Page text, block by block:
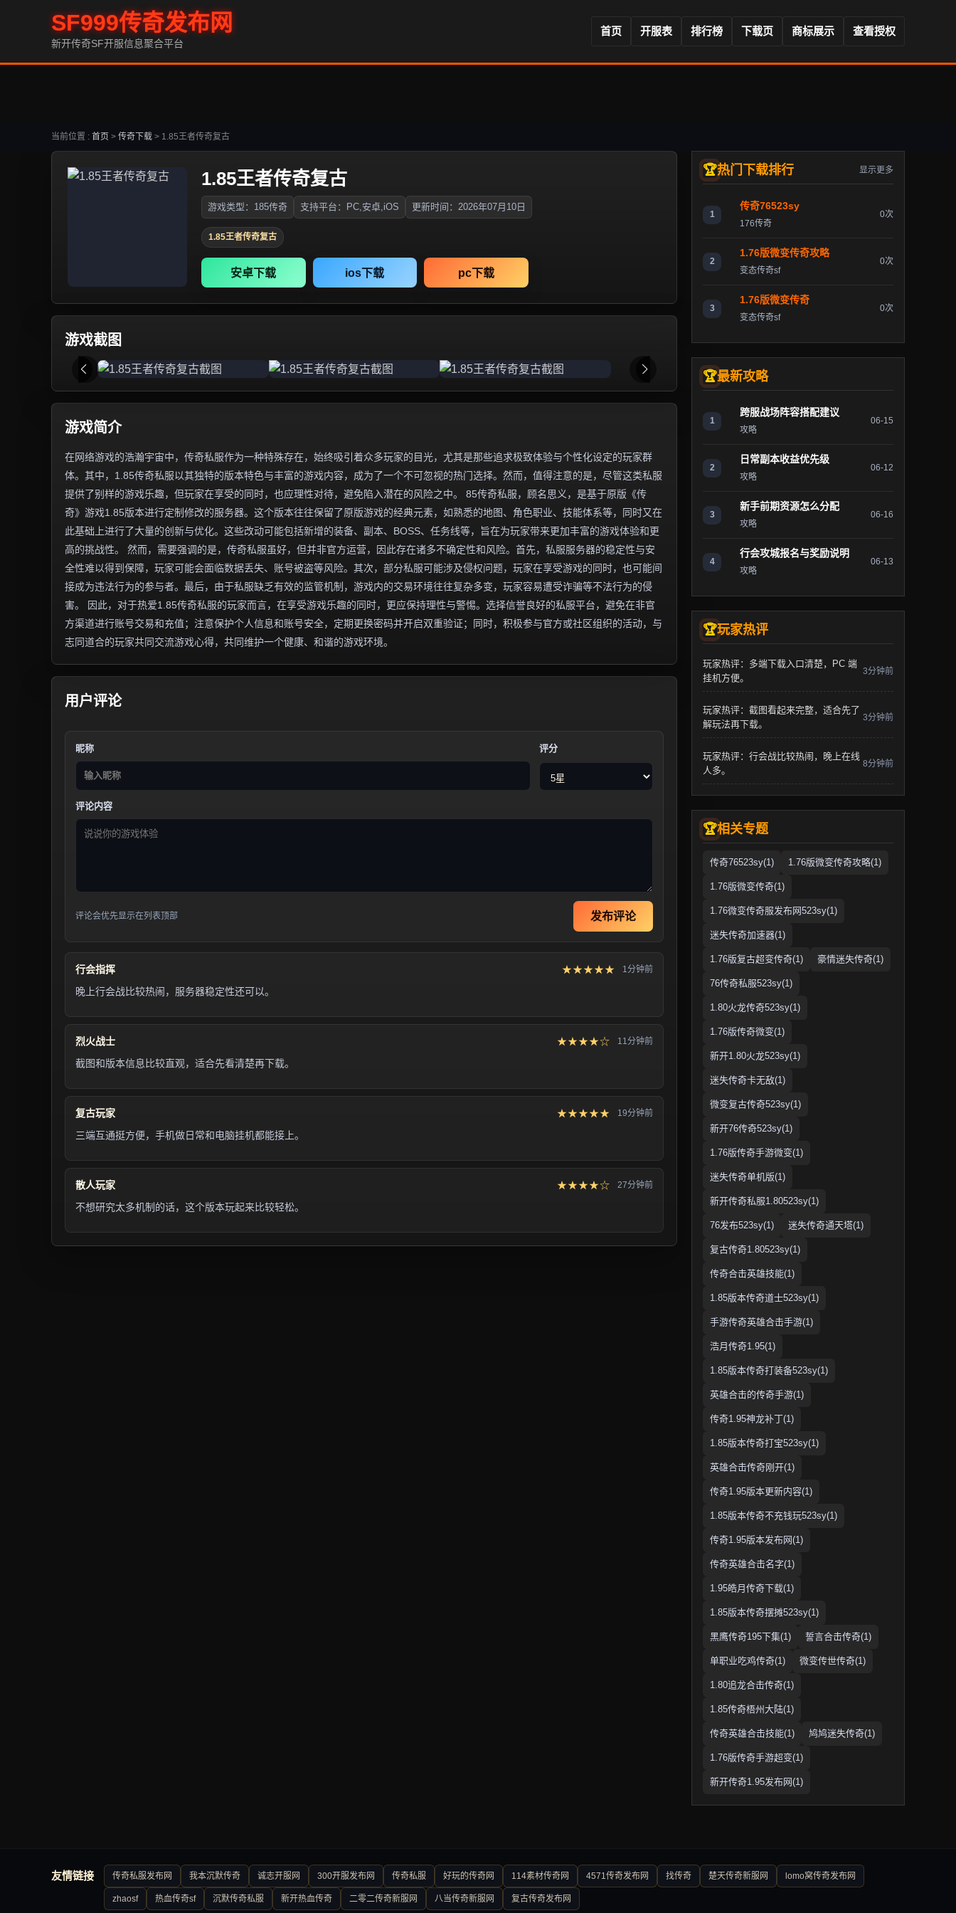
SF999传奇发布网
新开传奇SF开服信息聚合平台
首页 开服表 排行榜 下载页 商标展示 查看授权
当前位置 : 首页 > 传奇下载 > 1.85王者传奇复古
1.85王者传奇复古
游戏类型：185传奇 支持平台：PC,安卓,iOS 更新时间：2026年07月10日
1.85王者传奇复古
安卓下载 ios下载 pc下载
游戏截图
游戏简介
在网络游戏的浩瀚宇宙中，传奇私服作为一种特殊存在，始终吸引着众多玩家的目光，尤其是那些追求极致体验与个性化设定的玩家群
体。其中，1.85传奇私服以其独特的版本特色与丰富的游戏内容，成为了一个不可忽视的热门选择。然而，值得注意的是，尽管这类私服
提供了别样的游戏乐趣，但玩家在享受的同时，也应理性对待，避免陷入潜在的风险之中。 85传奇私服，顾名思义，是基于原版《传
奇》游戏1.85版本进行定制修改的服务器。这个版本往往保留了原版游戏的经典元素，如熟悉的地图、角色职业、技能体系等，同时又在
此基础上进行了大量的创新与优化。这些改动可能包括新增的装备、副本、BOSS、任务线等，旨在为玩家带来更加丰富的游戏体验和更
高的挑战性。 然而，需要强调的是，传奇私服虽好，但并非官方运营，因此存在诸多不确定性和风险。首先，私服服务器的稳定性与安
全性难以得到保障，玩家可能会面临数据丢失、账号被盗等风险。其次，部分私服可能涉及侵权问题，玩家在享受游戏的同时，也可能间
接成为违法行为的参与者。最后，由于私服缺乏有效的监管机制，游戏内的交易环境往往复杂多变，玩家容易遭受诈骗等不法行为的侵
害。 因此，对于热爱1.85传奇私服的玩家而言，在享受游戏乐趣的同时，更应保持理性与警惕。选择信誉良好的私服平台，避免在非官
方渠道进行账号交易和充值；注意保护个人信息和账号安全，定期更换密码并开启双重验证；同时，积极参与官方或社区组织的活动，与
志同道合的玩家共同交流游戏心得，共同维护一个健康、和谐的游戏环境。
用户评论
昵称 评分
评论内容
评论会优先显示在列表顶部 发布评论
行会指挥 ★★★★★ 1分钟前
晚上行会战比较热闹，服务器稳定性还可以。
烈火战士 ★★★★☆ 11分钟前
截图和版本信息比较直观，适合先看清楚再下载。
复古玩家 ★★★★★ 19分钟前
三端互通挺方便，手机做日常和电脑挂机都能接上。
散人玩家 ★★★★☆ 27分钟前
不想研究太多机制的话，这个版本玩起来比较轻松。
热门下载排行 显示更多
1
传奇76523sy
176传奇
0次
2
1.76版微变传奇攻略
变态传奇sf
0次
3
1.76版微变传奇
变态传奇sf
0次
最新攻略
1
跨服战场阵容搭配建议
攻略
06-15
2
日常副本收益优先级
攻略
06-12
3
新手前期资源怎么分配
攻略
06-16
4
行会攻城报名与奖励说明
攻略
06-13
玩家热评
玩家热评：多端下载入口清楚，PC 端
挂机方便。
3分钟前
玩家热评：截图看起来完整，适合先了
解玩法再下载。
3分钟前
玩家热评：行会战比较热闹，晚上在线
人多。
8分钟前
相关专题
传奇76523sy(1) 1.76版微变传奇攻略(1)
1.76版微变传奇(1)
1.76微变传奇服发布网523sy(1)
迷失传奇加速器(1)
1.76版复古超变传奇(1) 豪情迷失传奇(1)
76传奇私服523sy(1)
1.80火龙传奇523sy(1)
1.76版传奇微变(1)
新开1.80火龙523sy(1)
迷失传奇卡无敌(1)
微变复古传奇523sy(1)
新开76传奇523sy(1)
1.76版传奇手游微变(1)
迷失传奇单机版(1)
新开传奇私服1.80523sy(1)
76发布523sy(1) 迷失传奇通天塔(1)
复古传奇1.80523sy(1)
传奇合击英雄技能(1)
1.85版本传奇道士523sy(1)
手游传奇英雄合击手游(1)
浩月传奇1.95(1)
1.85版本传奇打装备523sy(1)
英雄合击的传奇手游(1)
传奇1.95神龙补丁(1)
1.85版本传奇打宝523sy(1)
英雄合击传奇刚开(1)
传奇1.95版本更新内容(1)
1.85版本传奇不充钱玩523sy(1)
传奇1.95版本发布网(1)
传奇英雄合击名字(1)
1.95皓月传奇下载(1)
1.85版本传奇摆摊523sy(1)
黑鹰传奇195下集(1) 誓言合击传奇(1)
单职业吃鸡传奇(1) 微变传世传奇(1)
1.80追龙合击传奇(1)
1.85传奇梧州大陆(1)
传奇英雄合击技能(1) 鸠鸠迷失传奇(1)
1.76版传奇手游超变(1)
新开传奇1.95发布网(1)
友情链接 传奇私服发布网 我本沉默传奇 诚志开服网 300开服发布网 传奇私服 好玩的传奇网 114素材传奇网 4571传奇发布网 找传奇 楚天传奇新服网 lomo窝传奇发布网
zhaosf 热血传奇sf 沉默传奇私服 新开热血传奇 二零二传奇新服网 八当传奇新服网 复古传奇发布网